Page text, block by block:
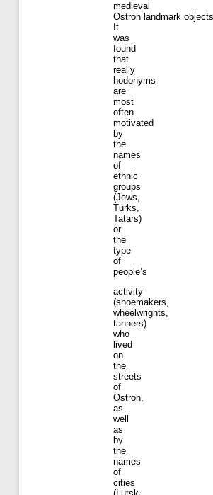
medieval
Ostroh landmark
It
was
found
that
really
hodonyms
are
most
often
motivated
by
the
names
of
ethnic
groups
(Jews,
Turks,
Tatars)
or
the
type
of
people’s
activity
(shoemakers,
wheelwrights,
tanners)
who
lived
on
the
streets
of
Ostroh,
as
well
as
by
the
names
of
cities